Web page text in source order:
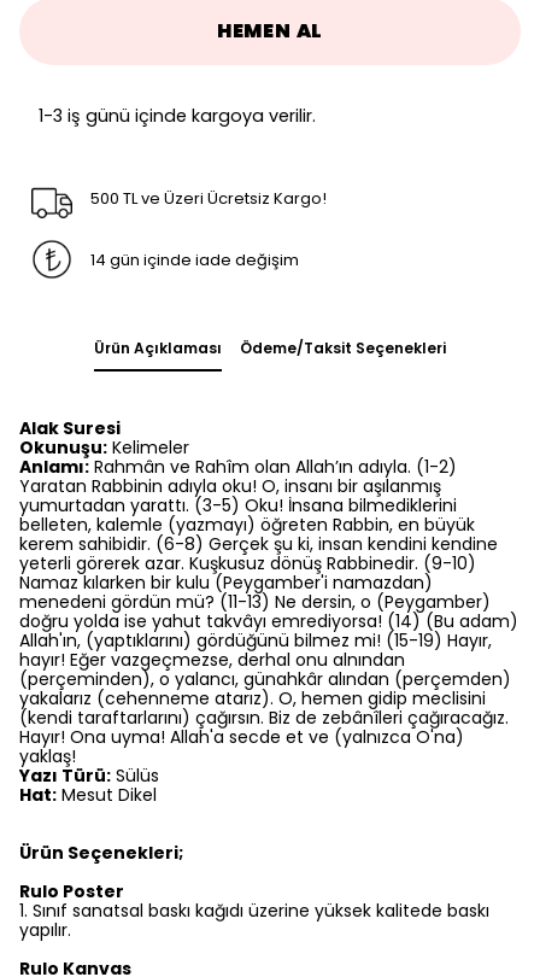
HEMEN AL
1-3 iş günü içinde kargoya verilir.
500 TL ve Üzeri Ücretsiz Kargo!
14 gün içinde iade değişim
Ürün Açıklaması Ödeme/Taksit Seçenekleri
Alak Suresi
Okunuşu: Kelimeler
Anlamı: Rahmân ve Rahîm olan Allah’ın adıyla. (1-2)
Yaratan Rabbinin adıyla oku! O, insanı bir aşılanmış
yumurtadan yarattı. (3-5) Oku! İnsana bilmediklerini
belleten, kalemle (yazmayı) öğreten Rabbin, en büyük
kerem sahibidir. (6-8) Gerçek şu ki, insan kendini kendine
yeterli görerek azar. Kuşkusuz dönüş Rabbinedir. (9-10)
Namaz kılarken bir kulu (Peygamber'i namazdan)
menedeni gördün mü? (11-13) Ne dersin, o (Peygamber)
doğru yolda ise yahut takvâyı emrediyorsa! (14) (Bu adam)
Allah'ın, (yaptıklarını) gördüğünü bilmez mi! (15-19) Hayır,
hayır! Eğer vazgeçmezse, derhal onu alnından
(perçeminden), o yalancı, günahkâr alından (perçemden)
yakalarız (cehenneme atarız). O, hemen gidip meclisini
(kendi taraftarlarını) çağırsın. Biz de zebânîleri çağıracağız.
Hayır! Ona uyma! Allah'a secde et ve (yalnızca O'na)
yaklaş!
Yazı Türü: Sülüs
Hat: Mesut Dikel
Ürün Seçenekleri;
Rulo Poster
1.⁠ ⁠Sınıf sanatsal baskı kağıdı üzerine yüksek kalitede baskı
yapılır.
Rulo Kanvas